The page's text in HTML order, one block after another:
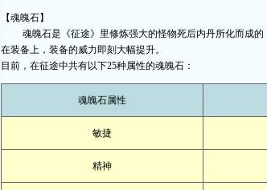
【魂魄石】
魂魄石是《征途》里修炼强大的怪物死后内丹所化而成的
在装备上，装备的威力即刻大幅提升。
目前，在征途中共有以下25种属性的魂魄石：
魂魄石属性
敏捷
精神